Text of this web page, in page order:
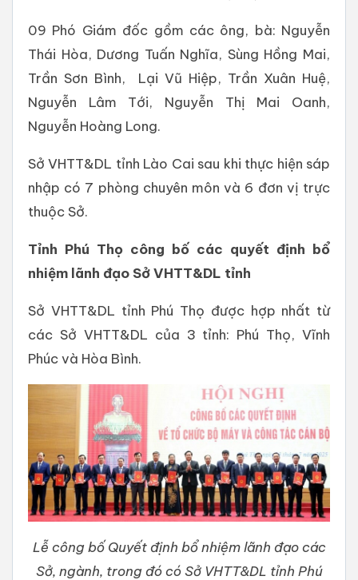
09 Phó Giám đốc gồm các ông, bà: Nguyễn
Thái Hòa, Dương Tuấn Nghĩa, Sùng Hồng Mai,
Trần Sơn Bình, Lại Vũ Hiệp, Trần Xuân Huệ,
Nguyễn Lâm Tới, Nguyễn Thị Mai Oanh,
Nguyễn Hoàng Long.
Sở VHTT&DL tỉnh Lào Cai sau khi thực hiện sáp
nhập có 7 phòng chuyên môn và 6 đơn vị trực
thuộc Sở.
Tỉnh Phú Thọ công bố các quyết định bổ
nhiệm lãnh đạo Sở VHTT&DL tỉnh
Sở VHTT&DL tỉnh Phú Thọ được hợp nhất từ
các Sở VHTT&DL của 3 tỉnh: Phú Thọ, Vĩnh
Phúc và Hòa Bình.
Lễ công bố Quyết định bổ nhiệm lãnh đạo các
Sở, ngành, trong đó có Sở VHTT&DL tỉnh Phú